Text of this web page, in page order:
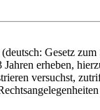
Gesetz
erheben,
versuchst,